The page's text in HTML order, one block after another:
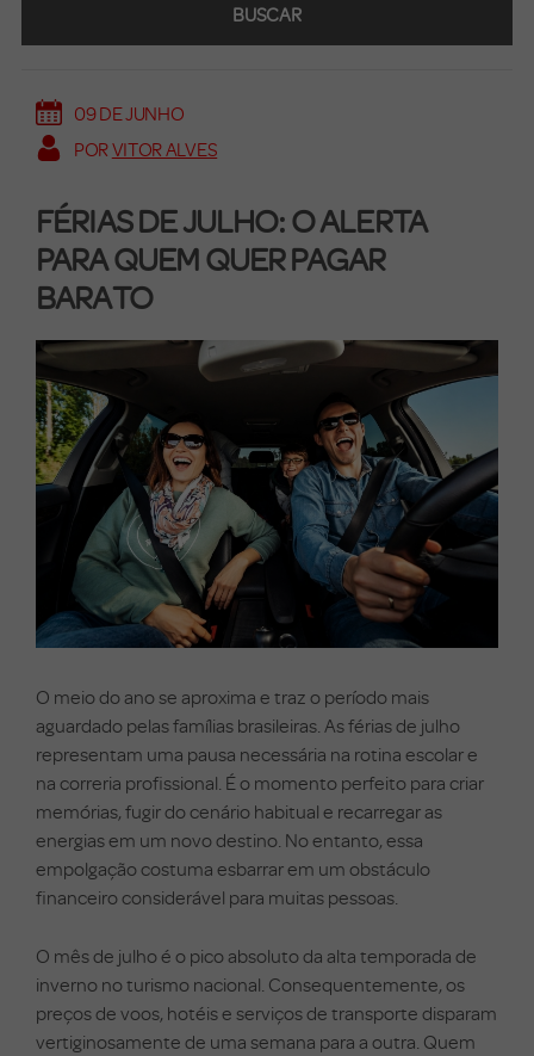
BUSCAR
09 DE JUNHO
PORVITOR ALVES
FÉRIAS DE JULHO: O ALERTA
PARA QUEM QUER PAGAR
BARATO
O meio do ano se aproxima e traz o período mais
aguardado pelas famílias brasileiras. As férias de julho
representam uma pausa necessária na rotina escolar e
na correria profissional. É o momento perfeito para criar
memórias, fugir do cenário habitual e recarregar as
energias em um novo destino. No entanto, essa
empolgação costuma esbarrar em um obstáculo
financeiro considerável para muitas pessoas.
O mês de julho é o pico absoluto da alta temporada de
inverno no turismo nacional. Consequentemente, os
preços de voos, hotéis e serviços de transporte disparam
vertiginosamente de uma semana para a outra. Quem